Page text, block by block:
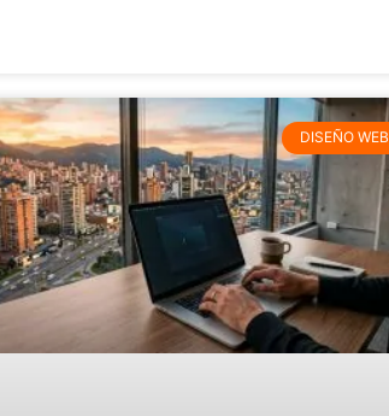
DISEÑO WEB